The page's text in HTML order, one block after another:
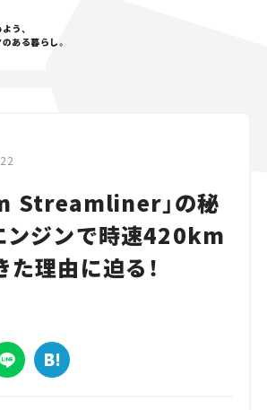
う、
ある暮らし。
Streamliner」の秘
ンジンで時速420km
た理由に迫る！